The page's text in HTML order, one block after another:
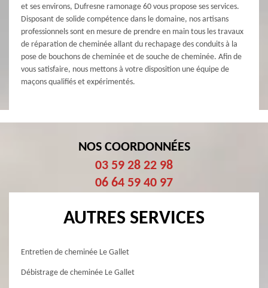
et ses environs, Dufresne ramonage 60 vous propose ses services.
Disposant de solide compétence dans le domaine, nos artisans
professionnels sont en mesure de prendre en main tous les travaux
de réparation de cheminée allant du rechapage des conduits à la
pose de bouchons de cheminée et de souche de cheminée. Afin de
vous satisfaire, nous mettons à votre disposition une équipe de
maçons qualifiés et expérimentés.
NOS COORDONNÉES
03 59 28 22 98
06 64 59 40 97
AUTRES SERVICES
Entretien de cheminée Le Gallet
Débistrage de cheminée Le Gallet